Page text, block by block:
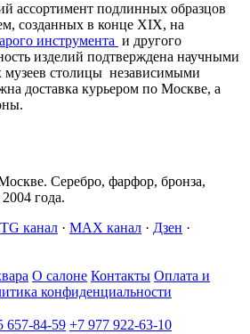
ассортимент подлинных образцов
созданных в конце XIX, на
инструмента и другого
изделий подтверждена научными
музеев столицы независимыми
доставка курьером по Москве, а
Серебро, фарфор, бронза,
года.
TG канал · MAX канал · Дзен ·
О салоне Контакты Оплата и
конфиденциальности
657-84-59 +7 977 922-63-10